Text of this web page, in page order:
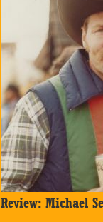
Review: Michael